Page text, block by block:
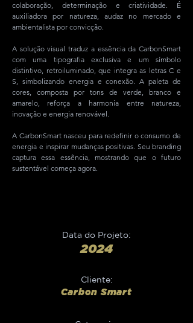
colaboração, determinação e criatividade. É
auxiliadora por natureza, audaz no mercado e
ambientalista por convicção.
A solução visual traduz a essência da CarbonSmart
com uma tipografia exclusiva e um símbolo
distintivo, retroiluminado, que integra as letras C e
S, simbolizando energia e conexão. A paleta de
cores, composta por tons de verde, branco e
amarelo, reforça a harmonia entre natureza,
inovação e energia renovável.
A CarbonSmart nasceu para redefinir o consumo de
energia e inspirar mudanças positivas. Seu branding
captura essa essência, mostrando que o futuro
sustentável começa agora.
Data do Projeto:
2024
Cliente:
Carbon Smart